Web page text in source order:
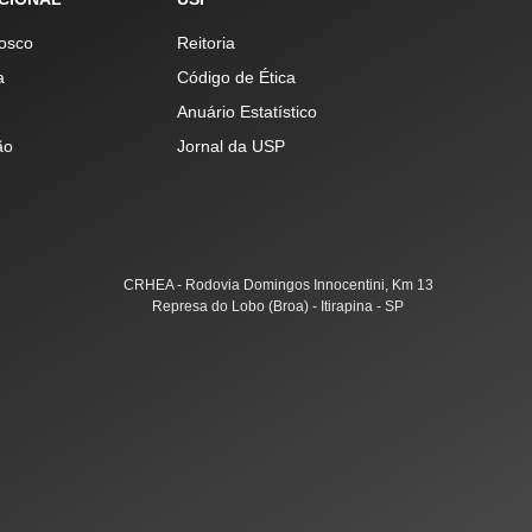
Reitoria
Código de Ética
Anuário Estatístico
Jornal da USP
CRHEA - Rodovia Domingos Innocentini, Km 13
Represa do Lobo (Broa) - Itirapina - SP